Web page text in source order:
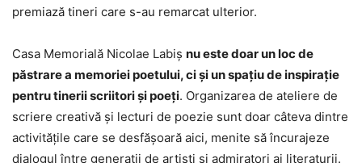
premiază tineri care s-au remarcat ulterior.
Casa Memorială Nicolae Labiș nu este doar un loc de
păstrare a memoriei poetului, ci și un spațiu de inspirație
pentru tinerii scriitori și poeți. Organizarea de ateliere de
scriere creativă și lecturi de poezie sunt doar câteva dintre
activitățile care se desfășoară aici, menite să încurajeze
dialogul între generații de artiști și admiratori ai literaturii.